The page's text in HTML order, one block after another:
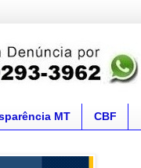
MT CBF